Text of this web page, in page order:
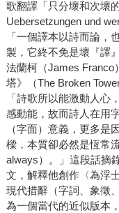
歌翻譯「只分壞和次壞
Uebersetzungen und
「一個譯本以詩而論，
製，它終不免是壞『譯』
法蘭柯（James Franco
塔》（The Broken
「詩歌所以能激動人心
感動能，故而詩人在用
（字面）意義，更多
樑，本質卻必然是恆常
always）。」這段話摘
文，解釋他創作〈為浮
現代措辭（字詞、象徵
為一個當代的近似版本